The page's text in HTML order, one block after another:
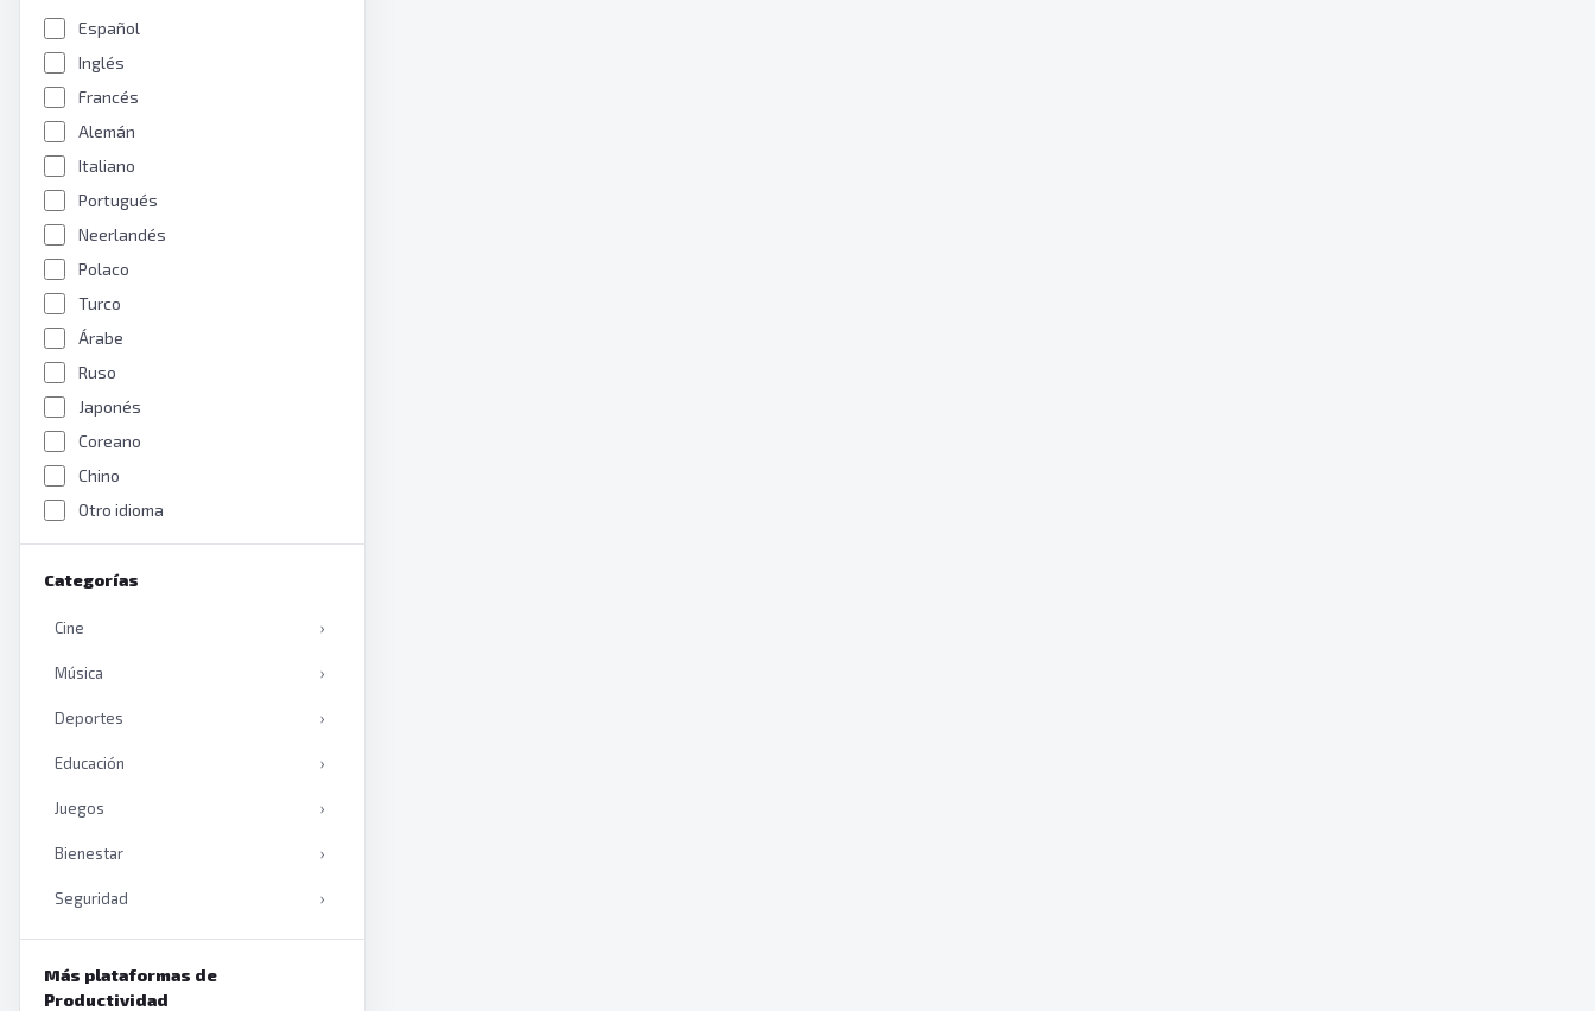
Español
Inglés
Francés
Alemán
Italiano
Portugués
Neerlandés
Polaco
Turco
Árabe
Ruso
Japonés
Coreano
Chino
Otro idioma
Categorías
Cine ›
Música ›
Deportes ›
Educación ›
Juegos ›
Bienestar ›
Seguridad ›
Productividad ›
Inteligencia artificial
Más plataformas de
Productividad